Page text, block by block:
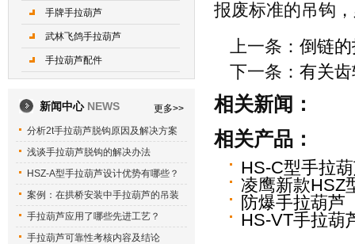
报废标准的吊钩
上一条： 倒链
下一条： 有关
相关新闻：
相关产品：
HS-C型手拉
凌鹰新款HSZ
防爆手拉葫芦
HS-VT手拉葫
手牌手拉葫芦
武林飞鸽手拉葫芦
手拉葫芦配件
新闻中心 NEWS
更多>>
分析2t手拉葫芦脱钩原因及解决方案
浅谈手拉葫芦脱钩的解决办法
HSZ-A型手拉葫芦设计优势有哪些？
案例：在拱桥安装中手拉葫芦的吊装
手拉葫芦应用了哪些先进工艺？
手拉葫芦可靠性考核内容及结论